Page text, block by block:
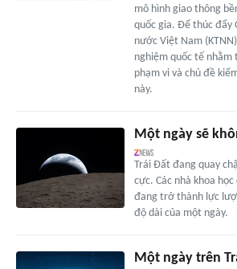
mô hình giao thông
quốc gia. Để thúc đẩy
nước Việt Nam
nghiệm quốc tế
phạm vi và chủ đề
này.
Một ngày sẽ
Trái Đất đang quay
cực. Các nhà khoa
đang trở thành lực
độ dài của một ngày.
Một ngày trên